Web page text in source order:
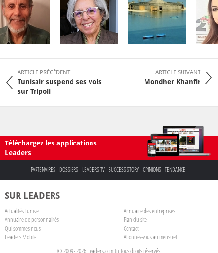
ARTICLE PRÉCÉDENT
Tunisair suspend ses vols
sur Tripoli
ARTICLE SUIVANT
Mondher Khanfir
Téléchargez les applications
Leaders
PARTENAIRES DOSSIERS LEADERS TV SUCCESS STORY OPINIONS TENDANCE
SUR LEADERS
Actualités Tunisie
Annuaire des entreprises
Annuaire de personnalités
Plan du site
Qui sommes nous
Contact
Leaders Mobile
Abonnez-vous au mensuel
© 2009 - 2026 Leaders.com.tn Tous droits réservés.